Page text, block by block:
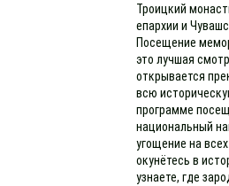
Троицкий
епархии и
Посещение
это лучшая
открывается
всю
программе
национальный
угощение на
окунётесь в
узнаете, где